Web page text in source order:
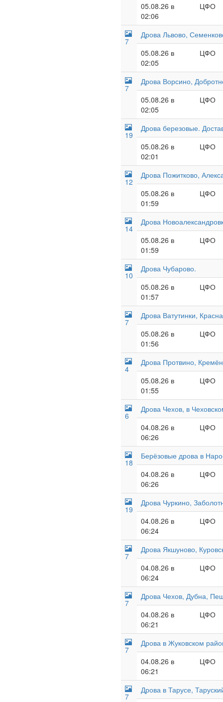
05.08.26 в
02:06
ЦФО
7
Дрова Львово,
05.08.26 в
02:05
ЦФО
7
Дрова Ворсино,
05.08.26 в
02:05
ЦФО
19
Дрова березовые.
05.08.26 в
02:01
ЦФО
12
Дрова Пожитково,
05.08.26 в
01:59
ЦФО
14
Дрова
05.08.26 в
01:59
ЦФО
10
Дрова Чубарово.
05.08.26 в
01:57
ЦФО
7
Дрова Ватутинки,
05.08.26 в
01:56
ЦФО
4
Дрова Протвино,
05.08.26 в
01:55
ЦФО
6
Дрова Чехов, в
04.08.26 в
06:26
ЦФО
18
Берёзовые дрова в
04.08.26 в
06:26
ЦФО
19
Дрова Чуркино,
04.08.26 в
06:24
ЦФО
7
Дрова Якшуново,
04.08.26 в
06:24
ЦФО
7
Дрова Чехов, Дубна,
04.08.26 в
06:21
ЦФО
7
Дрова в Жуковском
04.08.26 в
06:21
ЦФО
7
Дрова в Тарусе,